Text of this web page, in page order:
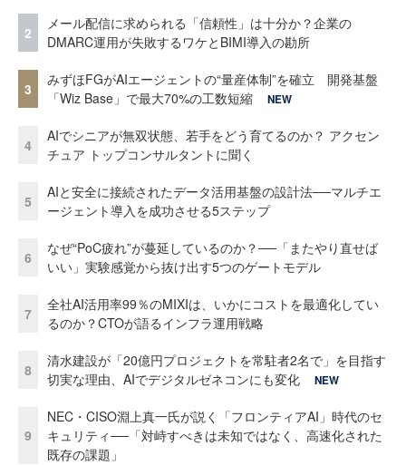
2
メール配信に求められる「信頼性」は十分か？企業の
DMARC運用が失敗するワケとBIMI導入の勘所
3
みずほFGがAIエージェントの“量産体制”を確立 開発基盤
「Wiz Base」で最大70%の工数短縮
NEW
4
AIでシニアが無双状態、若手をどう育てるのか？ アクセン
チュア トップコンサルタントに聞く
5
AIと安全に接続されたデータ活用基盤の設計法──マルチエ
ージェント導入を成功させる5ステップ
6
なぜ“PoC疲れ”が蔓延しているのか？──「またやり直せば
いい」実験感覚から抜け出す5つのゲートモデル
7
全社AI活用率99％のMIXIは、いかにコストを最適化してい
るのか？CTOが語るインフラ運用戦略
8
清水建設が「20億円プロジェクトを常駐者2名で」を目指す
切実な理由、AIでデジタルゼネコンにも変化
NEW
9
NEC・CISO淵上真一氏が説く「フロンティアAI」時代のセ
キュリティ──「対峙すべきは未知ではなく、高速化された
既存の課題」